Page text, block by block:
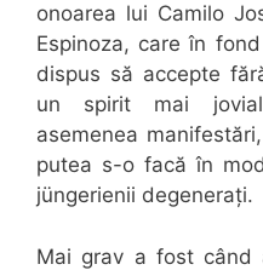
onoarea lui Camilo
Espinoza, care în
dispus să accepte
un spirit mai
asemenea
putea s-o facă în
jüngerienii degenerați.
Mai grav a fost când